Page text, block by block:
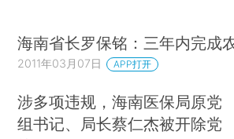
海南省长罗保铭：三年内完成
2011年03月07日 APP打开
涉多项违规，海南医保局原党
组书记、局长蔡仁杰被开除党